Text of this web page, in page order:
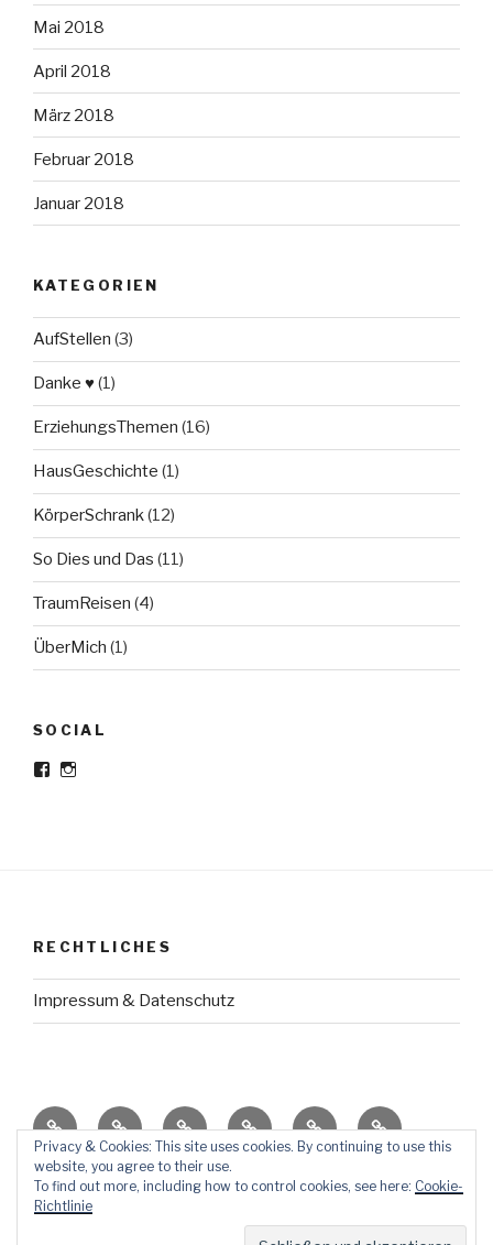
Mai 2018
April 2018
März 2018
Februar 2018
Januar 2018
KATEGORIEN
AufStellen (3)
Danke ♥(1)
ErziehungsThemen (16)
HausGeschichte (1)
KörperSchrank(12)
So Dies und Das (11)
TraumReisen (4)
ÜberMich (1)
SOCIAL
ProfilProfil
RECHTLICHES
Impressum & Datenschutz
HausGeschichte
TraumReisenErziehungsThemen
AufStellenKörperSchrank
So
Dies
und
ÜberMich
Privacy & Cookies: This site uses cookies. By continuing to use this
website, you agree to their use.
To find out more, including how to control cookies, see here: Cookie-
Richtlinie